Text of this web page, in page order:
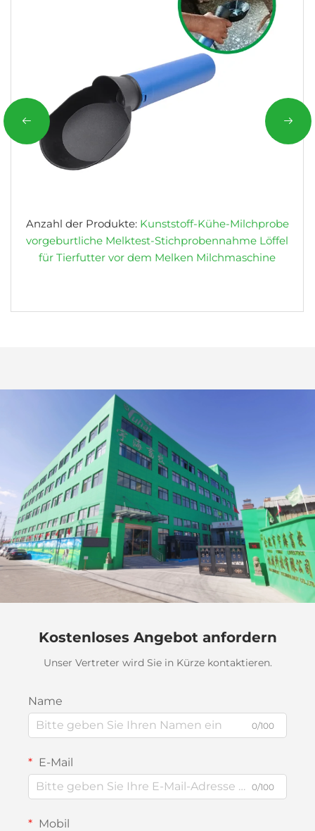
Anzahl der Produkte:Kunststoff-Kühe-Milchprobe
vorgeburtliche Melktest-Stichprobennahme Löffel
für Tierfutter vor dem Melken Milchmaschine
Kostenloses Angebot anfordern
Unser Vertreter wird Sie in Kürze kontaktieren.
Name
0/100
E-Mail
0/100
Mobil